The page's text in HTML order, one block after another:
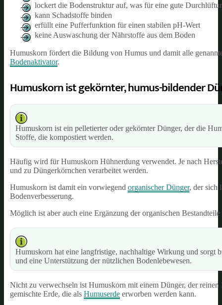
lockert die Bodenstruktur auf, was für eine gute
kann Schadstoffe binden
erfüllt eine Pufferfunktion für einen stabilen pH-Wert
keine Auswaschung der Nährstoffe aus dem Boden
Humuskorn fördert die Bildung von Humus und damit alle
Bodenaktivator.
Humuskorn ist gekörnter, humus-bildender
Humuskorn ist ein pelletierter oder gekörnter Dünger, der die
Stoffe, die kompostiert werden.
Häufig wird für Humuskorn Hühnerdung verwendet. Je nach
und zu Düngerkörnchen verarbeitet werden.
Humuskorn ist damit ein vorwiegend organischer Dünger, der sich
Bodenverbesserung.
Möglich ist aber auch eine Ergänzung der organischen
Humuskorn hat eine langfristige, nachhaltige Wirkung und sorgt
und eine Unterstützung der nützlichen Bodenlebewesen.
Nicht zu verwechseln ist Humuskorn mit einem Dünger, der
gemischte Erde, die als Humuserde erworben werden kann.